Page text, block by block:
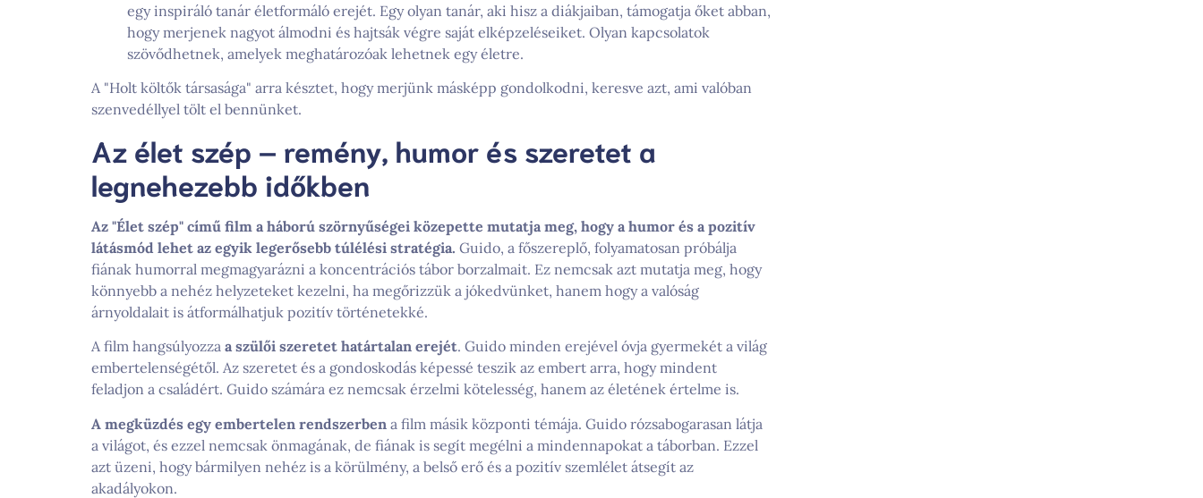
egy inspiráló tanár életformáló erejét. Egy olyan tanár, aki hisz a diákjaiban, támogatja őket abban,
hogy merjenek nagyot álmodni és hajtsák végre saját elképzeléseiket. Olyan kapcsolatok
szövődhetnek, amelyek meghatározóak lehetnek egy életre.
A "Holt költők társasága" arra késztet, hogy merjünk másképp gondolkodni, keresve azt, ami valóban
szenvedéllyel tölt el bennünket.
Az élet szép – remény, humor és szeretet a
legnehezebb időkben
Az "Élet szép" című film a háború szörnyűségei közepette mutatja meg, hogy a humor és a pozitív
látásmód lehet az egyik legerősebb túlélési stratégia. Guido, a főszereplő, folyamatosan próbálja
fiának humorral megmagyarázni a koncentrációs tábor borzalmait. Ez nemcsak azt mutatja meg, hogy
könnyebb a nehéz helyzeteket kezelni, ha megőrizzük a jókedvünket, hanem hogy a valóság
árnyoldalait is átformálhatjuk pozitív történetekké.
A film hangsúlyozza a szülői szeretet határtalan erejét. Guido minden erejével óvja gyermekét a világ
embertelenségétől. Az szeretet és a gondoskodás képessé teszik az embert arra, hogy mindent
feladjon a családért. Guido számára ez nemcsak érzelmi kötelesség, hanem az életének értelme is.
A megküzdés egy embertelen rendszerben a film másik központi témája. Guido rózsabogarasan látja
a világot, és ezzel nemcsak önmagának, de fiának is segít megélni a mindennapokat a táborban. Ezzel
azt üzeni, hogy bármilyen nehéz is a körülmény, a belső erő és a pozitív szemlélet átsegít az
akadályokon.